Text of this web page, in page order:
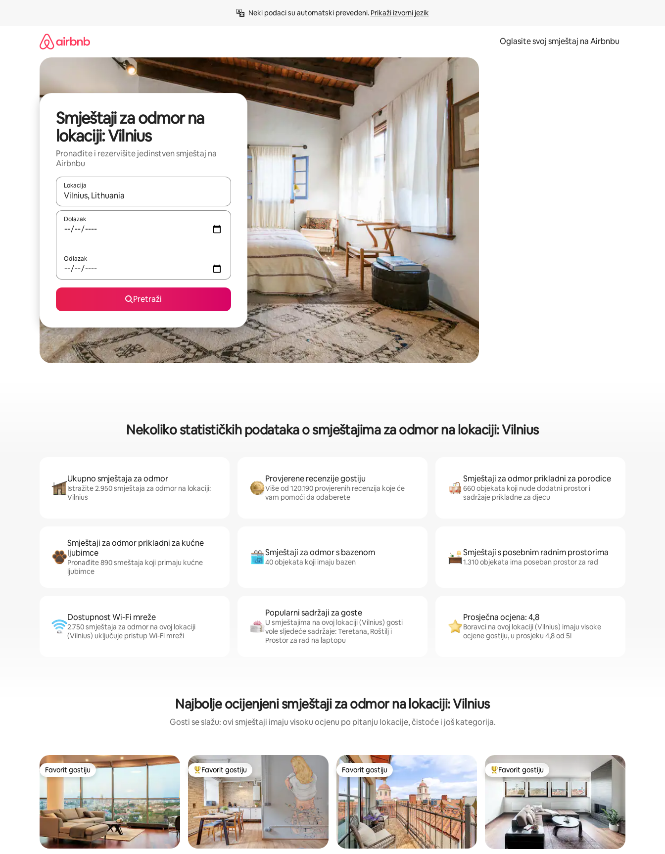
Neki podaci su automatski prevedeni. Prikaži izvorni jezik
Oglasite svoj smještaj na Airbnbu
Smještaji za odmor na
lokaciji: Vilnius
Pronađite i rezervišite jedinstven smještaj na
Airbnbu
Lokacija
Kad rezultati budu dostupni, krećite se gore i dolje pomoću strelica ili ih pregledajte dodirom ili povlačenjem prsta.
Dolazak
Odlazak
Pretraži
Nekoliko statističkih podataka o smještajima za odmor na lokaciji: Vilnius
Ukupno smještaja za odmor
Istražite 2.950 smještaja za odmor na lokaciji:
Vilnius
Provjerene recenzije gostiju
Više od 120.190 provjerenih recenzija koje će
vam pomoći da odaberete
Smještaji za odmor prikladni za porodice
660 objekata koji nude dodatni prostor i
sadržaje prikladne za djecu
Smještaji za odmor prikladni za kućne
ljubimce
Pronađite 890 smeštaja koji primaju kućne
ljubimce
Smještaji za odmor s bazenom
40 objekata koji imaju bazen
Smještaji s posebnim radnim prostorima
1.310 objekata ima poseban prostor za rad
Dostupnost Wi-Fi mreže
2.750 smještaja za odmor na ovoj lokaciji
(Vilnius) uključuje pristup Wi-Fi mreži
Popularni sadržaji za goste
U smještajima na ovoj lokaciji (Vilnius) gosti
vole sljedeće sadržaje: Teretana, Roštilj i
Prostor za rad na laptopu
Prosječna ocjena: 4,8
Boravci na ovoj lokaciji (Vilnius) imaju visoke
ocjene gostiju, u prosjeku 4,8 od 5!
Najbolje ocijenjeni smještaji za odmor na lokaciji: Vilnius
Gosti se slažu: ovi smještaji imaju visoku ocjenu po pitanju lokacije, čistoće i još kategorija.
Favorit gostiju
Favorit gostiju Glavni favorit gostiju
Favorit gostiju Favorit gostiju
Favorit gostiju Glavni favorit gostiju
Favorit gostiju